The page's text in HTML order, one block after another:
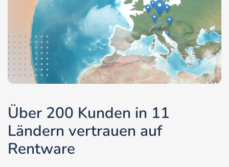
Über 200 Kunden in 11
Ländern vertrauen auf
Rentware